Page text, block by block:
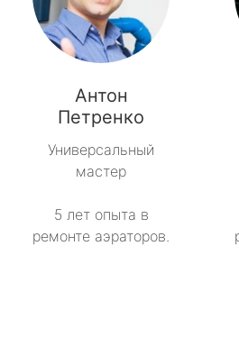
Антон
Петренко
Универсальный
мастер
5 лет опыта в
ремонте аэраторов.